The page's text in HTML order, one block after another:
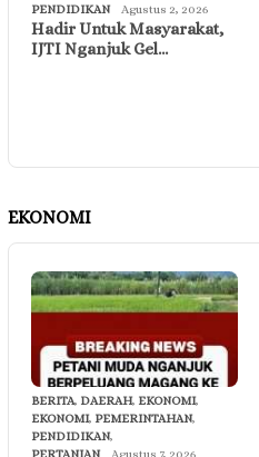
PENDIDIKAN
Agustus 2, 2026
Hadir Untuk Masyarakat,
IJTI Nganjuk Gel…
EKONOMI
BERITA, DAERAH, EKONOMI,
EKONOMI, PEMERINTAHAN,
PENDIDIKAN,